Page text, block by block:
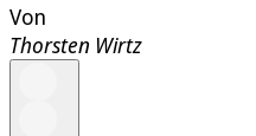
Von
Thorsten Wirtz